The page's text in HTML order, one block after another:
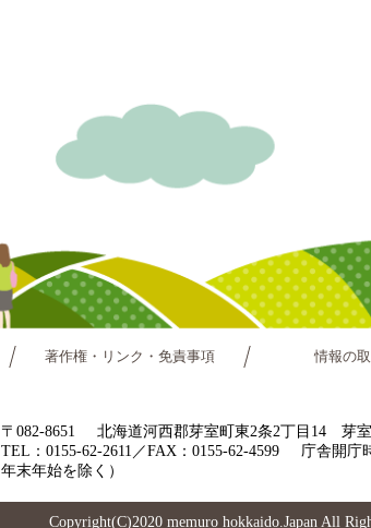
著作権・リンク・免責事項 情報の
〒082-8651
北海道河西郡芽室町東2条2丁目14 芽
TEL：0155-62-2611／FAX：0155-62-4599
庁舎開庁
年末年始を除く）
Copyright(C)2020 memuro hokkaido.Japan All